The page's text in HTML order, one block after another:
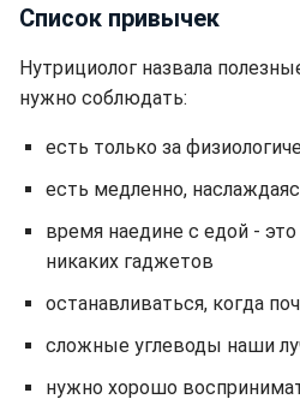
Список привычек
Нутрициолог назвала
нужно соблюдать:
есть только за
есть медленно,
время наедине с едой -
никаких гаджетов
останавливаться, когда
сложные углеводы наши
нужно хорошо